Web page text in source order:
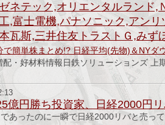
ネテック,オリエンタルランド,
,富士電機,パナソニック,アン
瓦斯,三井住友トラストＧ,みず
で簡単株まとめ!? 日経平均(先物)＆NY
配・好材料情報日鉄ソリューションズ
億円勝ち投資家、日経2000円
あったのに一瞬で日経2000リバと売っ